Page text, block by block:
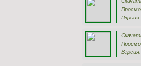
Версия:
Версия: